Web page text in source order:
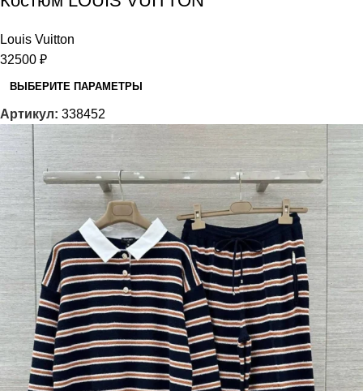
Louis Vuitton
32500 ₽
ВЫБЕРИТЕ ПАРАМЕТРЫ
Артикул: 338452